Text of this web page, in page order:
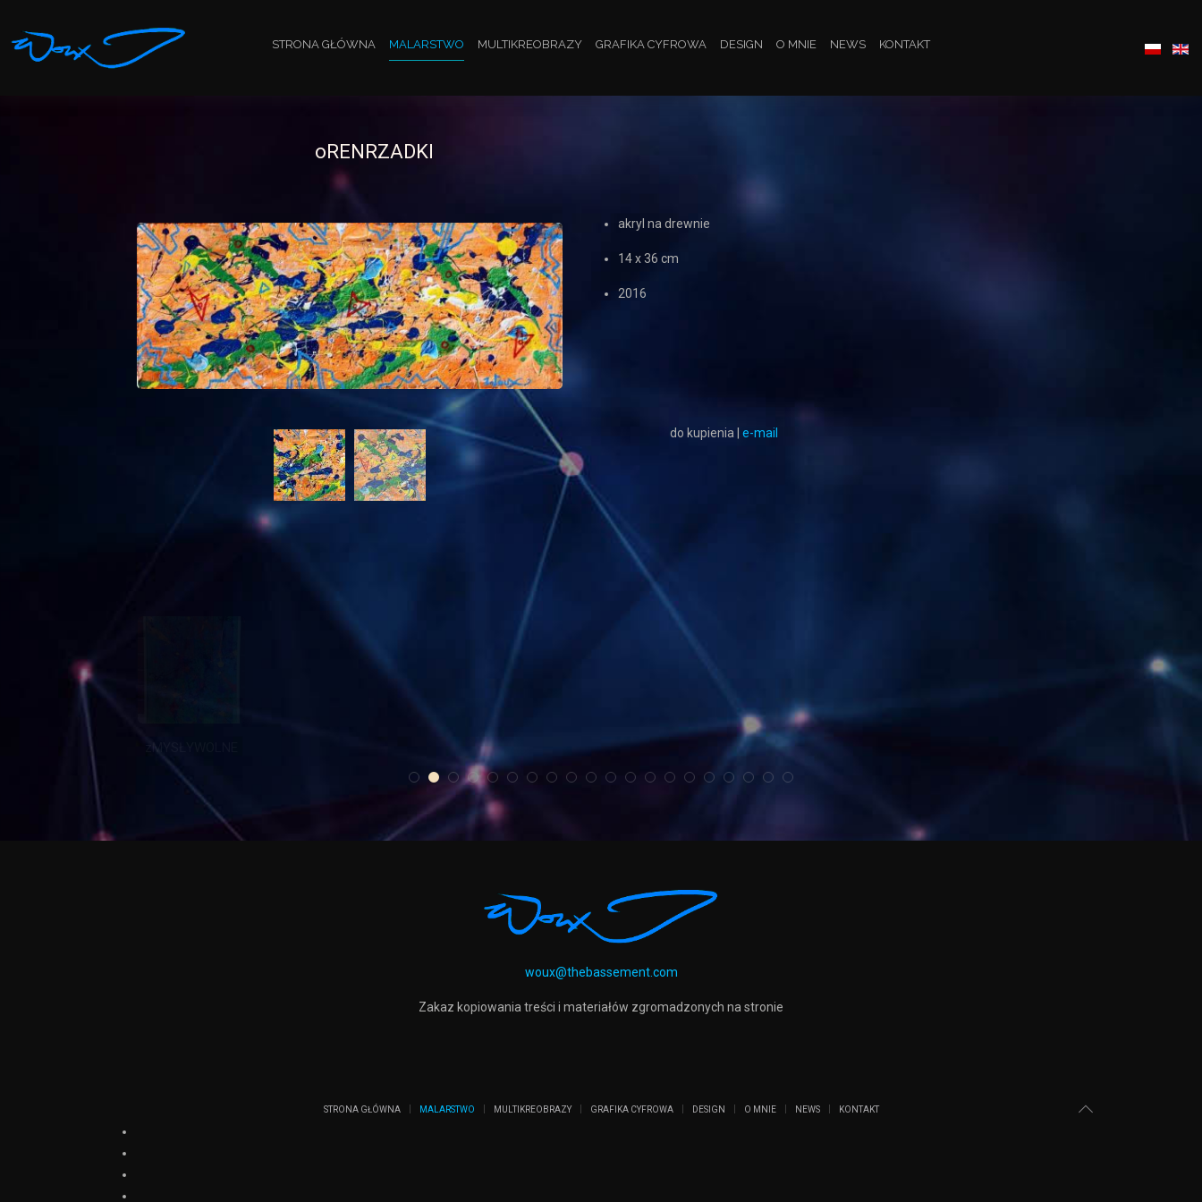
STRONA GŁÓWNA MALARSTWO MULTIKREOBRAZY GRAFIKA CYFROWA DESIGN O MNIE NEWS KONTAKT
oRENRZADKI
akryl na drewnie
14 x 36 cm
2016
do kupienia | e-mail
zMYSŁYWOLNE tOCOMATO
woux@thebassement.com
Zakaz kopiowania treści i materiałów zgromadzonych na stronie
STRONA GŁÓWNA MALARSTWO MULTIKREOBRAZY GRAFIKA CYFROWA DESIGN O MNIE NEWS KONTAKT